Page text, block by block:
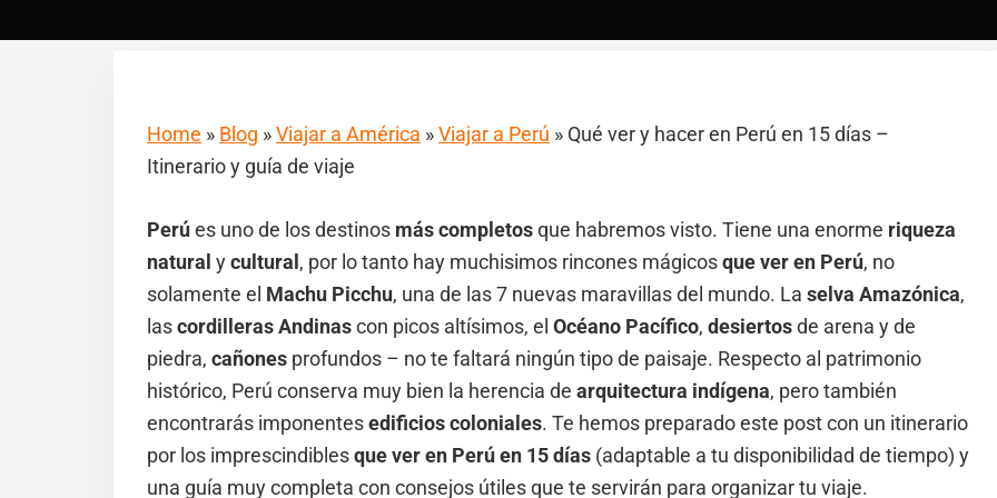
Home » Blog »Viajar a América »Viajar a Perú » Qué ver y hacer en Perú en 15 días –
Itinerario y guía de viaje
Perúes uno de los destinos más completosque habremos visto. Tiene una enorme riqueza
natural ycultural , por lo tanto hay muchisimos rincones mágicosque ver en Perú, no
solamente el Machu Picchu, una de las 7 nuevas maravillas del mundo. La selva Amazónica,
lascordilleras Andinascon picos altísimos, el Océano Pacífico, desiertosde arena y de
piedra, cañones profundos – no te faltará ningún tipo de paisaje. Respecto al patrimonio
histórico, Perú conserva muy bien la herencia de arquitectura indígena, pero también
encontrarás imponentesedificios coloniales. Te hemos preparado este post con un itinerario
por los imprescindiblesque ver en Perú en 15 días (adaptable a tu disponibilidad de tiempo) y
una guía muy completa con consejos útiles que te servirán para organizar tu viaje.